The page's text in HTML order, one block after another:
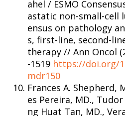
ahel / ESMO
astatic non-small-cell
ensus on pathology
s, first-line, second-
therapy // Ann Oncol
-1519 https://doi.org/
mdr150
Frances A. Shepherd,
es Pereira, MD.,
ng Huat Tan, MD.,